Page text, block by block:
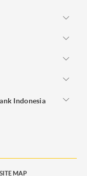
Indonesia
SITE MAP